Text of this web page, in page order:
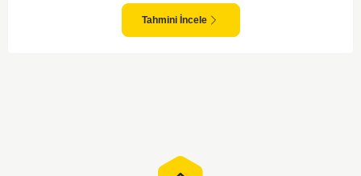
karşılaşmalara tanık olabiliyoruz. Taraftar desteğini arkasına alarak
sahasında etkili performans sergileyen Valerenga, Bodo/Glimt karşısında
gol bulmakta zorlanmayabilir. Aynı şekilde, Bodo/Glimt'in de hücum gücü
Tahmini İncele